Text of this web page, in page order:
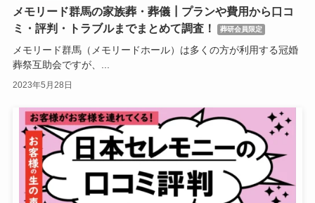
メモリード群馬の家族葬・葬儀┃プランや費用から口コ
ミ・評判・トラブルまでまとめて調査！
葬研会員限定
メモリード群馬（メモリードホール）は多くの方が利用する冠婚
葬祭互助会ですが、...
2023年5月28日